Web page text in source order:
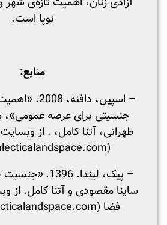
نوپا است.
منابع:
– اسپین،
جنسیتی برای عرصه عمومی»،
طهرانی، آتنا کامل، . از
(www.dialecticalandspace.com)
– پیک، لیندا. 1396.
«جنسیت
ساینا مقصودی و آتنا کامل. از
فضا (www.dialecticalandspace.com)